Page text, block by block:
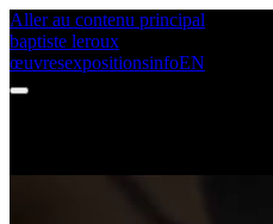
Aller au contenu principal
baptiste leroux
œuvresexpositionsinfoEN